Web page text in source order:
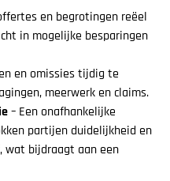
en begrotingen reëel
in mogelijke besparingen
en omissies tijdig te
meerwerk en claims.
– Een onafhankelijke
partijen duidelijkheid en
wat bijdraagt aan een